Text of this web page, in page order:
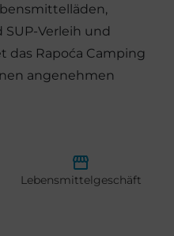
SUP-Verleih und
das Rapoća Camping
angenehmen
Lebensmittelgeschäft